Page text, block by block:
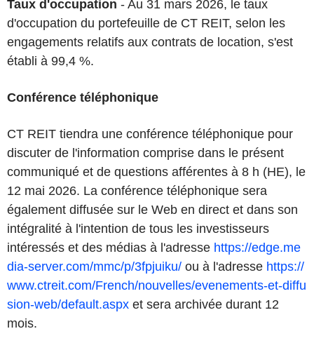
Taux d'occupation - Au 31 mars 2026, le taux
d'occupation du portefeuille de CT REIT, selon les
engagements relatifs aux contrats de location, s'est
établi à 99,4 %.
Conférence téléphonique
CT REIT tiendra une conférence téléphonique pour
discuter de l'information comprise dans le présent
communiqué et de questions afférentes à 8 h (HE), le
12 mai 2026. La conférence téléphonique sera
également diffusée sur le Web en direct et dans son
intégralité à l'intention de tous les investisseurs
intéressés et des médias à l'adresse https://edge.me
dia-server.com/mmc/p/3fpjuiku/ ou à l'adresse https://
www.ctreit.com/French/nouvelles/evenements-et-diffu
sion-web/default.aspx et sera archivée durant 12
mois.